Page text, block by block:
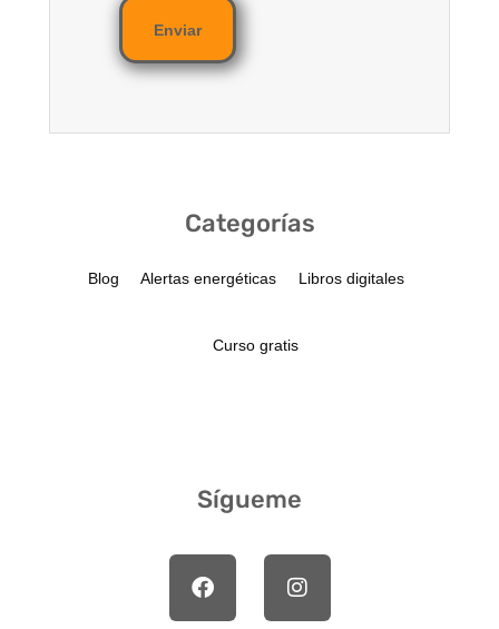
Enviar
Categorías
Blog Alertas energéticas Libros digitales
Curso gratis
Sígueme